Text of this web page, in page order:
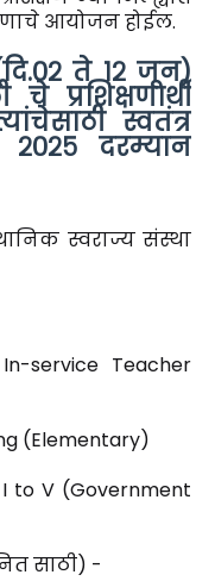
आयोजन होईल.
ते १२ जून)
चे प्रशिक्षणार्थी
स्वतंत्र
दरम्यान
स्वराज्य संस्था
service Teacher
(Elementary)
to V (Government
साठी) -